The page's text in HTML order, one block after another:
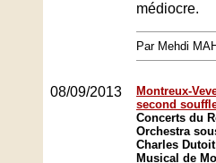
médiocre.
Par Mehdi
08/09/2013
Montreux-
second
Concerts du
Orchestra
Charles
Musical de